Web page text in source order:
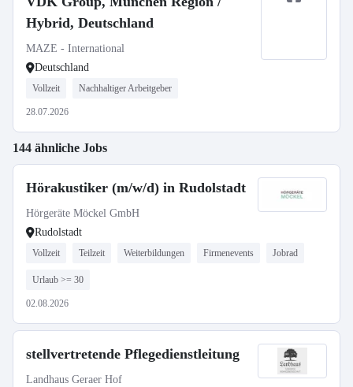
Hybrid, Deutschland
MAZE - International
Deutschland
Vollzeit Nachhaltiger Arbeitgeber
28.07.2026
144 ähnliche Jobs
Hörakustiker (m/w/d) in Rudolstadt
Hörgeräte Möckel GmbH
Rudolstadt
Vollzeit Teilzeit Weiterbildungen Firmenevents Jobrad
Urlaub >= 30
02.08.2026
stellvertretende Pflegedienstleitung
Landhaus Geraer Hof